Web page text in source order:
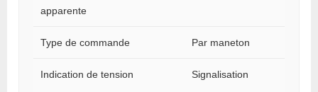
apparente
Type de commande Par maneton
Indication de tension Signalisation